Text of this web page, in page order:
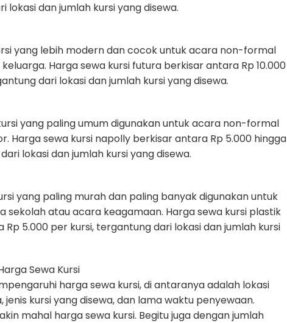
lokasi dan jumlah kursi yang disewa.
yang lebih modern dan cocok untuk acara non-formal
Harga sewa kursi futura berkisar antara Rp 10.000
dari lokasi dan jumlah kursi yang disewa.
yang paling umum digunakan untuk acara non-formal
Harga sewa kursi napolly berkisar antara Rp 5.000 hingga
lokasi dan jumlah kursi yang disewa.
yang paling murah dan paling banyak digunakan untuk
atau acara keagamaan. Harga sewa kursi plastik
Rp 5.000 per kursi, tergantung dari lokasi dan jumlah kursi
Sewa Kursi
harga sewa kursi, di antaranya adalah lokasi
jenis kursi yang disewa, dan lama waktu penyewaan.
mahal harga sewa kursi. Begitu juga dengan jumlah